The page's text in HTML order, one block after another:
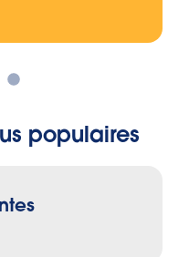
populaires